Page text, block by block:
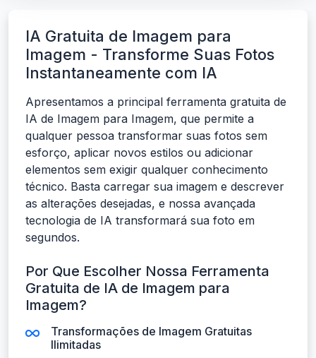
IA Gratuita de Imagem para
Imagem - Transforme Suas Fotos
Instantaneamente com IA
Apresentamos a principal ferramenta gratuita de
IA de Imagem para Imagem, que permite a
qualquer pessoa transformar suas fotos sem
esforço, aplicar novos estilos ou adicionar
elementos sem exigir qualquer conhecimento
técnico. Basta carregar sua imagem e descrever
as alterações desejadas, e nossa avançada
tecnologia de IA transformará sua foto em
segundos.
Por Que Escolher Nossa Ferramenta
Gratuita de IA de Imagem para
Imagem?
Transformações de Imagem Gratuitas
Ilimitadas